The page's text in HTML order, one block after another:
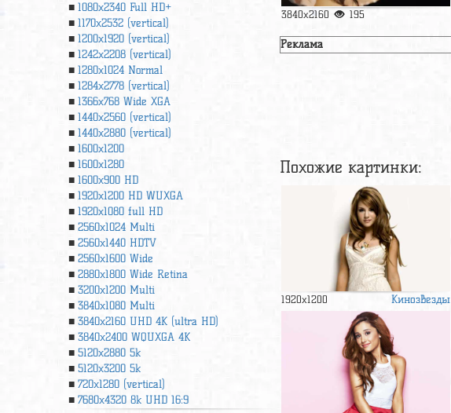
1080x2340 Full HD+
1170x2532 (vertical)
1200x1920 (vertical)
1242x2208 (vertical)
1280x1024 Normal
1284x2778 (vertical)
1366х768 Wide XGA
1440x2560 (vertical)
1440x2880 (vertical)
1600x1200
1600x1280
1600x900 HD
1920x1200 HD WUXGA
1920х1080 full HD
2560x1024 Multi
2560x1440 HDTV
2560x1600 Wide
2880x1800 Wide Retina
3200x1200 Multi
3840x1080 Multi
3840x2160 UHD 4К (ultra HD)
3840x2400 WQUXGA 4K
5120x2880 5k
5120x3200 5k
720x1280 (vertical)
7680x4320 8k UHD 16:9
3840x2160 195
Реклама
Похожие картинки:
1920x1200 Кинозвезды